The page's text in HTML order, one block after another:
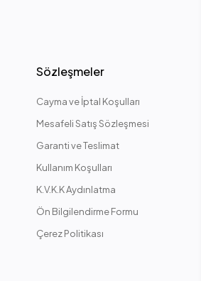
Sözleşmeler
Cayma ve İptal Koşulları
Mesafeli Satış Sözleşmesi
Garanti ve Teslimat
Kullanım Koşulları
K.V.K.K Aydınlatma
Ön Bilgilendirme Formu
Çerez Politikası